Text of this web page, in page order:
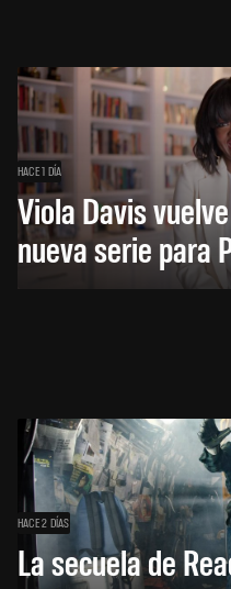
HACE 1 DÍA
Viola Davis
nueva serie para
HACE 2 DÍAS
La secuela de